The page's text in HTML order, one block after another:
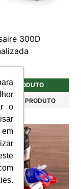
o
300D
VER PRODUTO
PRODUTO